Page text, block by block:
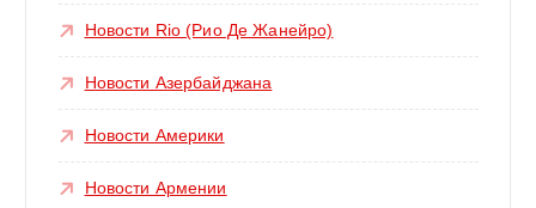
Новости Rio (Рио Де Жанейро)
Новости Азербайджана
Новости Америки
Новости Армении